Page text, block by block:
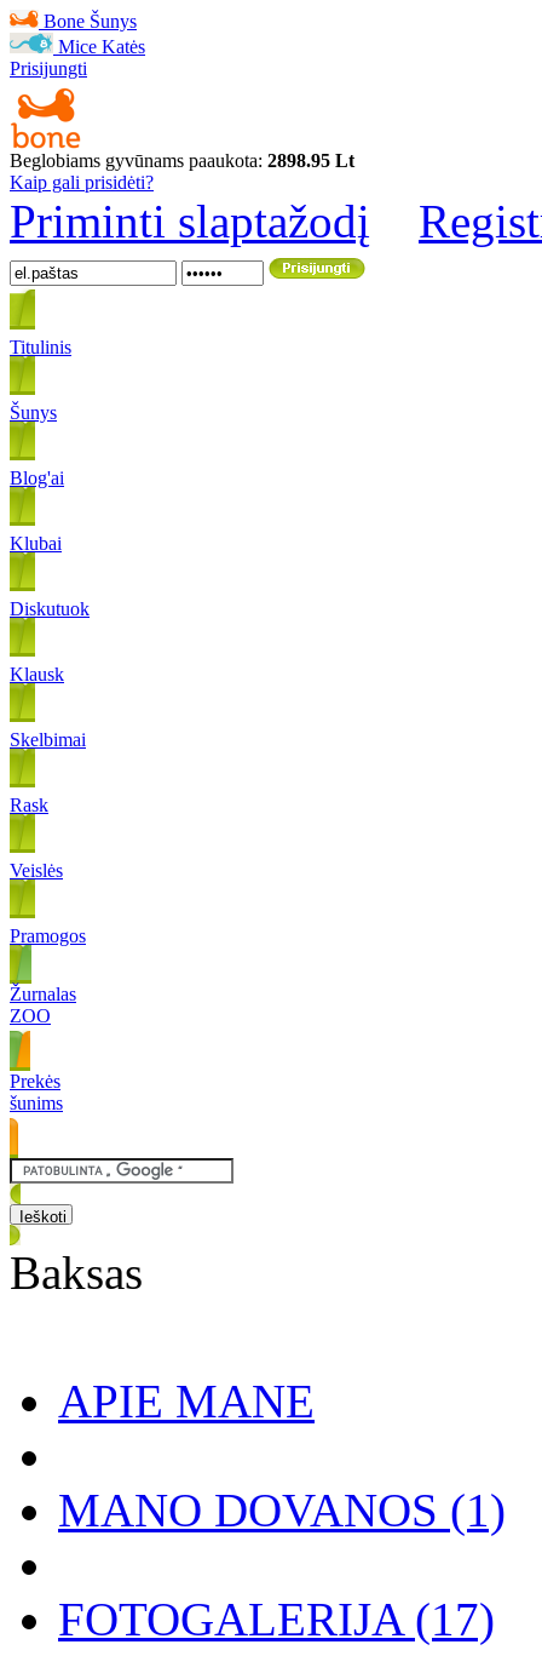
Bone Šunys
Mice Katės
Prisijungti
Beglobiams gyvūnams paaukota: 2898.95 Lt
Kaip gali prisidėti?
Priminti slaptažodį
Titulinis
Šunys
Blog'ai
Klubai
Diskutuok
Klausk
Skelbimai
Rask
Veislės
Pramogos
Žurnalas
ZOO
Prekės
šunims
Baksas
APIE MANE
MANO DOVANOS (1)
FOTOGALERIJA(17)